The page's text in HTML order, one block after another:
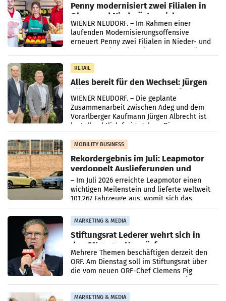
Penny modernisiert zwei Filialen in
Ober- und Niederösterreich
WIENER NEUDORF. – Im Rahmen einer
laufenden Modernisierungsoffensive
erneuert Penny zwei Filialen in Nieder- und
RETAIL
Alles bereit für den Wechsel: Jürgen
Albrecht setzt ab 1.1.2027 auf Adeg
WIENER NEUDORF. – Die geplante
Zusammenarbeit zwischen Adeg und dem
Vorarlberger Kaufmann Jürgen Albrecht ist
kartellrechtlich freigegeben: Die
Bundeswettbewerbsbehörde und der
Bundeskartellanwalt
MOBILITY BUSINESS
Rekordergebnis im Juli: Leapmotor
verdoppelt Auslieferungen und
überschreitet die 100.000er-Marke
– Im Juli 2026 erreichte Leapmotor einen
wichtigen Meilenstein und lieferte weltweit
101.267 Fahrzeuge aus, womit sich das
Ergebnis gegenüber Juli 2025 mehr als
verdoppelte (+102
MARKETING & MEDIA
Stiftungsrat Lederer wehrt sich in
den SN gegen Vorwürfe
Mehrere Themen beschäftigen derzeit den
ORF. Am Dienstag soll im Stiftungsrat über
die vom neuen ORF-Chef Clemens Pig
MARKETING & MEDIA